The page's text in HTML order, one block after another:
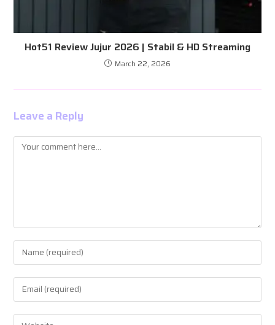
Hot51 Review Jujur 2026 | Stabil & HD Streaming
March 22, 2026
Leave a Reply
Comment
Enter
your
name
Enter
your
email
Enter